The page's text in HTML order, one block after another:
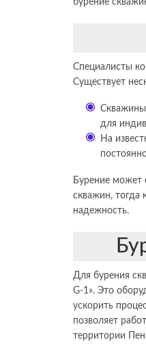
бурение
Специалисты
Существует
Скважины
для
На
Бурение может
скважин, тогда
надежность.
Для бурения
G-1». Это
ускорить
позволяет
территории